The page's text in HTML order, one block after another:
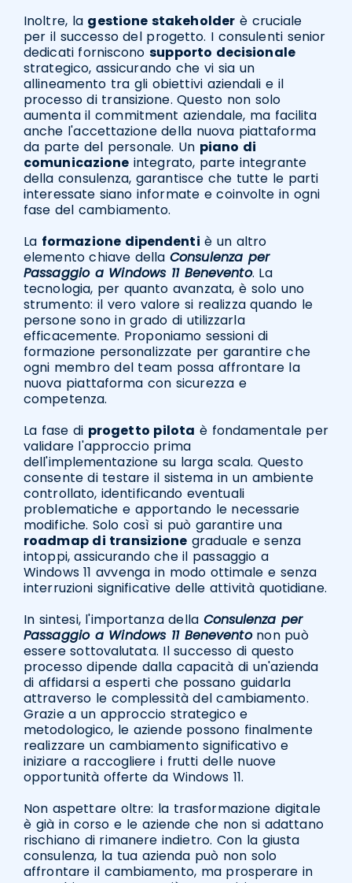
Inoltre, la gestione stakeholder è cruciale
per il successo del progetto. I consulenti senior
dedicati fornisconosupporto decisionale
strategico, assicurando che vi sia un
allineamento tra gli obiettivi aziendali e il
processo di transizione. Questo non solo
aumenta il commitment aziendale, ma facilita
anche l'accettazione della nuova piattaforma
da parte del personale. Un piano di
comunicazione integrato, parte integrante
della consulenza, garantisce che tutte le parti
interessate siano informate e coinvolte in ogni
fase del cambiamento.
La formazione dipendenti è un altro
elemento chiave dellaConsulenza per
Passaggio a Windows 11 Benevento. La
tecnologia, per quanto avanzata, è solo uno
strumento: il vero valore si realizza quando le
persone sono in grado di utilizzarla
efficacemente. Proponiamo sessioni di
formazione personalizzate per garantire che
ogni membro del team possa affrontare la
nuova piattaforma con sicurezza e
competenza.
La fase di progetto pilota è fondamentale per
validare l'approccio prima
dell'implementazione su larga scala. Questo
consente di testare il sistema in un ambiente
controllato, identificando eventuali
problematiche e apportando le necessarie
modifiche. Solo così si può garantire una
roadmap di transizione graduale e senza
intoppi, assicurando che il passaggio a
Windows 11 avvenga in modo ottimale e senza
interruzioni significative delle attività quotidiane.
In sintesi, l'importanza della Consulenza per
Passaggio a Windows 11 Beneventonon può
essere sottovalutata. Il successo di questo
processo dipende dalla capacità di un'azienda
di affidarsi a esperti che possano guidarla
attraverso le complessità del cambiamento.
Grazie a un approccio strategico e
metodologico, le aziende possono finalmente
realizzare un cambiamento significativo e
iniziare a raccogliere i frutti delle nuove
opportunità offerte da Windows 11.
Non aspettare oltre: la trasformazione digitale
è già in corso e le aziende che non si adattano
rischiano di rimanere indietro. Con la giusta
consulenza, la tua azienda può non solo
affrontare il cambiamento, ma prosperare in